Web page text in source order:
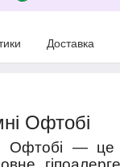
Доставка
Офтобі
Офтобі — це